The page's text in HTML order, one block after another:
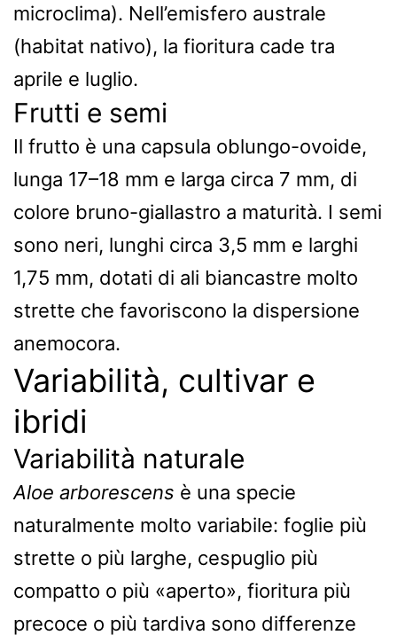
microclima). Nell’emisfero australe
(habitat nativo), la fioritura cade tra
aprile e luglio.
Frutti e semi
Il frutto è una capsula oblungo-ovoide,
lunga 17–18 mm e larga circa 7 mm, di
colore bruno-giallastro a maturità. I semi
sono neri, lunghi circa 3,5 mm e larghi
1,75 mm, dotati di ali biancastre molto
strette che favoriscono la dispersione
anemocora.
Variabilità, cultivar e
ibridi
Variabilità naturale
Aloe arborescens è una specie
naturalmente molto variabile: foglie più
strette o più larghe, cespuglio più
compatto o più «aperto», fioritura più
precoce o più tardiva sono differenze